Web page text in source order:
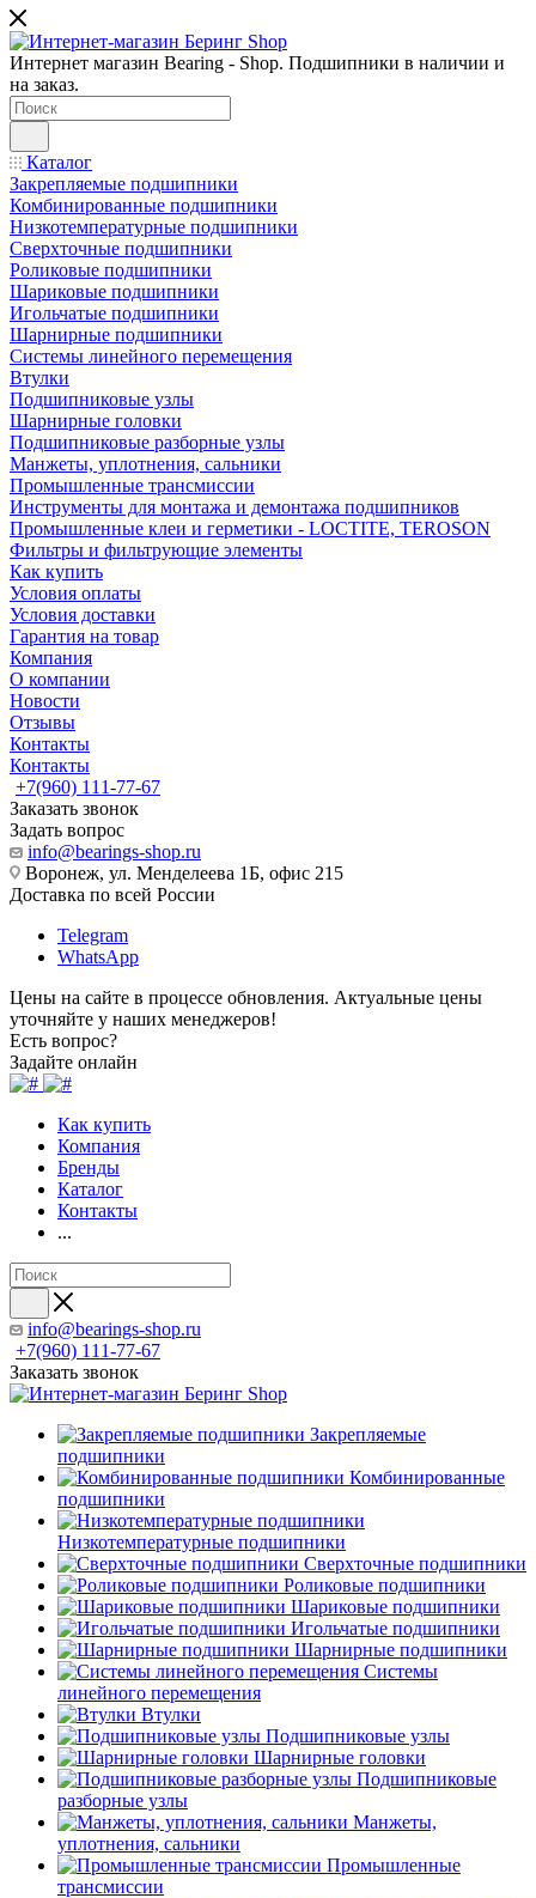
Интернет магазин Bearing - Shop. Подшипники в наличии и
на заказ.
Каталог
Закрепляемые подшипники
Комбинированные подшипники
Низкотемпературные подшипники
Сверхточные подшипники
Роликовые подшипники
Шариковые подшипники
Игольчатые подшипники
Шарнирные подшипники
Системы линейного перемещения
Втулки
Подшипниковые узлы
Шарнирные головки
Подшипниковые разборные узлы
Манжеты, уплотнения, сальники
Промышленные трансмиссии
Инструменты для монтажа и демонтажа подшипников
Промышленные клеи и герметики - LOCTITE, TEROSON
Фильтры и фильтрующие элементы
Как купить
Условия оплаты
Условия доставки
Гарантия на товар
Компания
О компании
Новости
Отзывы
Контакты
Контакты
+7(960) 111-77-67
Заказать звонок
Задать вопрос
info@bearings-shop.ru
Воронеж, ул. Менделеева 1Б, офис 215
Доставка по всей России
Telegram
WhatsApp
Цены на сайте в процессе обновления. Актуальные цены
уточняйте у наших менеджеров!
Есть вопрос?
Задайте онлайн
Как купить
Компания
Бренды
Каталог
Контакты
...
info@bearings-shop.ru
+7(960) 111-77-67
Заказать звонок
Закрепляемые
подшипники
Комбинированные
подшипники
Низкотемпературные подшипники
Сверхточные подшипники
Роликовые подшипники
Шариковые подшипники
Игольчатые подшипники
Шарнирные подшипники
Системы
линейного перемещения
Втулки
Подшипниковые узлы
Шарнирные головки
Подшипниковые
разборные узлы
Манжеты,
уплотнения, сальники
Промышленные
трансмиссии